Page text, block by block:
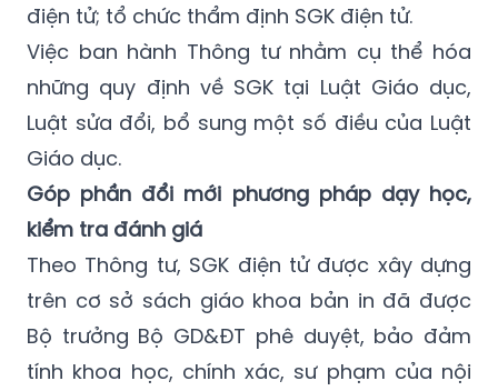
điện tử; tổ chức thẩm định SGK điện tử.
Việc ban hành Thông tư nhằm cụ thể hóa
những quy định về SGK tại Luật Giáo dục,
Luật sửa đổi, bổ sung một số điều của Luật
Giáo dục.
Góp phần đổi mới phương pháp dạy học,
kiểm tra đánh giá
Theo Thông tư, SGK điện tử được xây dựng
trên cơ sở sách giáo khoa bản in đã được
Bộ trưởng Bộ GD&ĐT phê duyệt, bảo đảm
tính khoa học, chính xác, sư phạm của nội